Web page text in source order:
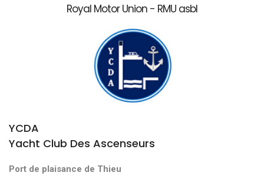
Royal Motor Union - RMU asbl
YCDA
Yacht Club Des Ascenseurs
Port de plaisance de Thieu